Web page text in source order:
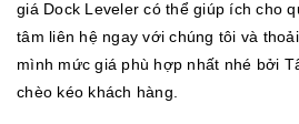
giá Dock Leveler có thể giúp ích cho
tâm liên hệ ngay với chúng tôi và
mình mức giá phù hợp nhất nhé bởi
chèo kéo khách hàng.